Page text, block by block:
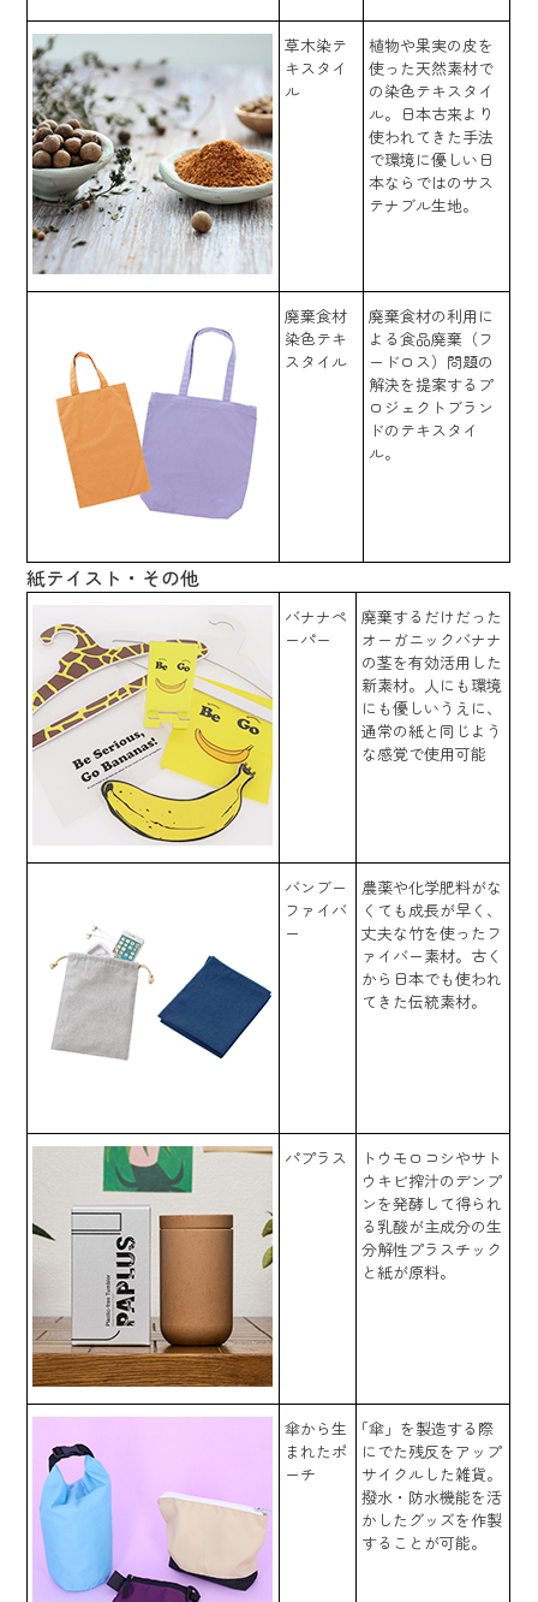
草木染テ
キスタイ
ル
植物や果実の皮を
使った天然素材で
の染色テキスタイ
ル。日本古来より
使われてきた手法
で環境に優しい日
本ならではのサス
テナブル生地。
廃棄食材
染色テキ
スタイル
廃棄食材の利用に
よる食品廃棄（フ
ードロス）問題の
解決を提案するプ
ロジェクトブラン
ドのテキスタイ
ル。
紙テイスト・その他
バナナペ
ーパー
廃棄するだけだった
オーガニックバナナ
の茎を有効活用した
新素材。人にも環境
にも優しいうえに、
通常の紙と同じよう
な感覚で使用可能
バンブー
ファイバ
ー
農薬や化学肥料がな
くても成長が早く、
丈夫な竹を使ったフ
ァイバー素材。古く
から日本でも使われ
てきた伝統素材。
パプラス
トウモロコシやサト
ウキビ搾汁のデンプ
ンを発酵して得られ
る乳酸が主成分の生
分解性プラスチック
と紙が原料。
傘から生
まれたポ
ーチ
「傘」を製造する際
にでた残反をアップ
サイクルした雑貨。
撥水・防水機能を活
かしたグッズを作製
することが可能。